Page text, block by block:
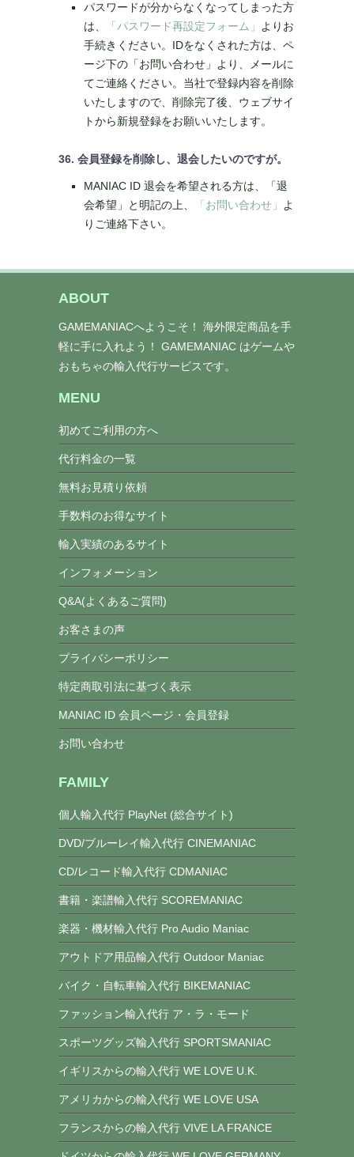
パスワードが分からなくなってしまった方
は、
「パスワード再設定フォーム」
よりお
手続きください。IDをなくされた方は、ペ
ージ下の「お問い合わせ」より、メールに
てご連絡ください。当社で登録内容を削除
いたしますので、削除完了後、ウェブサイ
トから新規登録をお願いいたします。
36. 会員登録を削除し、退会したいのですが。
MANIAC ID 退会を希望される方は、「退
会希望」と明記の上、
「お問い合わせ」
よ
りご連絡下さい。
ABOUT
GAMEMANIACへようこそ！ 海外限定商品を手
軽に手に入れよう！ GAMEMANIAC はゲームや
おもちゃの輸入代行サービスです。
MENU
初めてご利用の方へ
代行料金の一覧
無料お見積り依頼
手数料のお得なサイト
輸入実績のあるサイト
インフォメーション
Q&A(よくあるご質問)
お客さまの声
プライバシーポリシー
特定商取引法に基づく表示
MANIAC ID 会員ページ・会員登録
お問い合わせ
FAMILY
個人輸入代行 PlayNet (総合サイト)
DVD/ブルーレイ輸入代行 CINEMANIAC
CD/レコード輸入代行 CDMANIAC
書籍・楽譜輸入代行 SCOREMANIAC
楽器・機材輸入代行 Pro Audio Maniac
アウトドア用品輸入代行 Outdoor Maniac
バイク・自転車輸入代行 BIKEMANIAC
ファッション輸入代行 ア・ラ・モード
スポーツグッズ輸入代行 SPORTSMANIAC
イギリスからの輸入代行 WE LOVE U.K.
アメリカからの輸入代行 WE LOVE USA
フランスからの輸入代行 VIVE LA FRANCE